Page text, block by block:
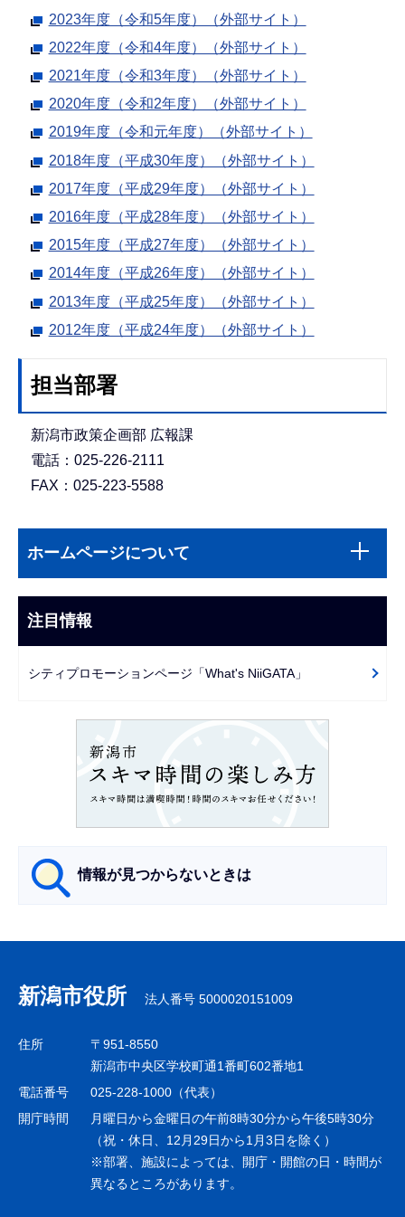
2023年度（令和5年度）（外部サイト）
2022年度（令和4年度）（外部サイト）
2021年度（令和3年度）（外部サイト）
2020年度（令和2年度）（外部サイト）
2019年度（令和元年度）（外部サイト）
2018年度（平成30年度）（外部サイト）
2017年度（平成29年度）（外部サイト）
2016年度（平成28年度）（外部サイト）
2015年度（平成27年度）（外部サイト）
2014年度（平成26年度）（外部サイト）
2013年度（平成25年度）（外部サイト）
2012年度（平成24年度）（外部サイト）
担当部署
新潟市政策企画部 広報課
電話：025-226-2111
FAX：025-223-5588
文
こ
ま
で
ビ
ー
ホームページについて
注目情報
シティプロモーションページ「What's NiiGATA」
情報が見つからないときは
ナ
ビ
ゲ
シ
ョ
新潟市役所 法人番号 5000020151009
住所
〒951-8550
新潟市中央区学校町通1番町602番地1
電話番号
025-228-1000（代表）
開庁時間
月曜日から金曜日の午前8時30分から午後5時30分
（祝・休日、12月29日から1月3日を除く）
※部署、施設によっては、開庁・開館の日・時間が
異なるところがあります。